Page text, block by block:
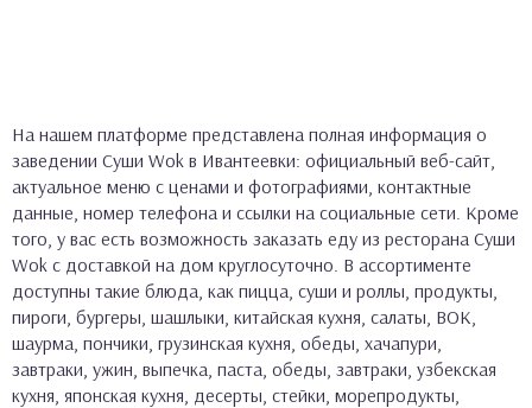
На нашем платформе представлена полная информация о
заведении Суши Wok в Ивантеевки: официальный веб-сайт,
актуальное меню с ценами и фотографиями, контактные
данные, номер телефона и ссылки на социальные сети. Кроме
того, у вас есть возможность заказать еду из ресторана Суши
Wok с доставкой на дом круглосуточно. В ассортименте
доступны такие блюда, как пицца, суши и роллы, продукты,
пироги, бургеры, шашлыки, китайская кухня, салаты, ВОК,
шаурма, пончики, грузинская кухня, обеды, хачапури,
завтраки, ужин, выпечка, паста, обеды, завтраки, узбекская
кухня, японская кухня, десерты, стейки, морепродукты,